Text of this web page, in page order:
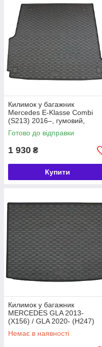
Килимок у багажник
Mercedes E-Klasse Combi
(S213) 2016–, гумовий,
модельний, Rigum Чехія
(421101)
Готово до відправки
1 930 ₴
Купити
Килимок у багажник
MERCEDES GLA 2013-
(X156) / GLA 2020- (H247)
(верхнє положення), гумовий
Rigum (421200)
Немає в наявності